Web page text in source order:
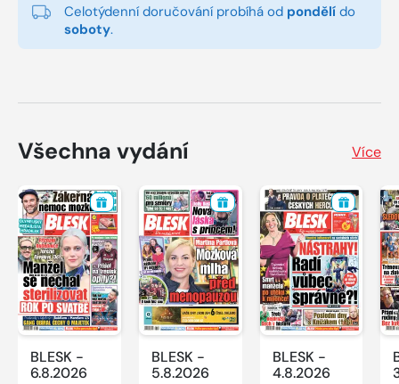
Celotýdenní doručování probíhá od pondělí do
soboty.
Všechna vydání Více
BLESK -
6.8.2026
BLESK -
5.8.2026
BLESK -
4.8.2026